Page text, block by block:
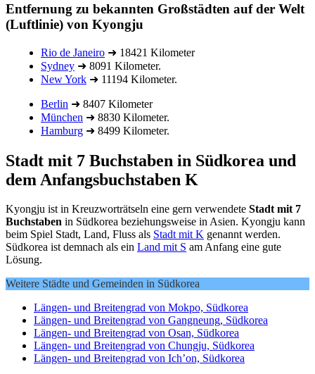
Entfernung zu bekannten Großstädten auf der Welt
(Luftlinie) von Kyongju
Rio de Janeiro ➜ 18421 Kilometer
Sydney ➜ 8091 Kilometer.
New York ➜ 11194 Kilometer.
Berlin ➜ 8407 Kilometer
München ➜ 8830 Kilometer.
Hamburg ➜ 8499 Kilometer.
Stadt mit 7 Buchstaben in Südkorea und
dem Anfangsbuchstaben K
Kyongju ist in Kreuzworträtseln eine gern verwendete Stadt mit 7
Buchstaben in Südkorea beziehungsweise in Asien. Kyongju kann
beim Spiel Stadt, Land, Fluss als Stadt mit K genannt werden.
Südkorea ist demnach als ein Land mit S am Anfang eine gute
Lösung.
Weitere Städte und Gemeinden in Südkorea
Längen- und Breitengrad von Mokpo, Südkorea
Längen- und Breitengrad von Gangneung, Südkorea
Längen- und Breitengrad von Osan, Südkorea
Längen- und Breitengrad von Chungju, Südkorea
Längen- und Breitengrad von Ich’on, Südkorea